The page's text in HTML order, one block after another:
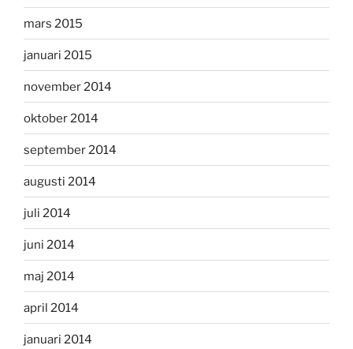
mars 2015
januari 2015
november 2014
oktober 2014
september 2014
augusti 2014
juli 2014
juni 2014
maj 2014
april 2014
januari 2014